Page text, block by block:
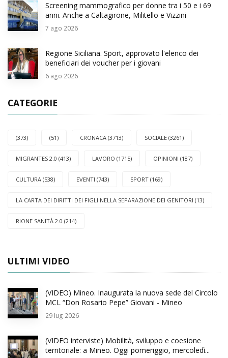
Screening mammografico per donne tra i 50 e i 69
anni. Anche a Caltagirone, Militello e Vizzini
7 ago 2026
Regione Siciliana. Sport, approvato l'elenco dei
beneficiari dei voucher per i giovani
6 ago 2026
CATEGORIE
(373) (51) CRONACA (3713) SOCIALE (3261)
MIGRANTES 2.0 (413) LAVORO (1715) OPINIONI (187)
CULTURA (538) EVENTI (743) SPORT (169)
LA CARTA DEI DIRITTI DEI FIGLI NELLA SEPARAZIONE DEI GENITORI (13)
RIONE SANITÀ 2.0 (214)
ULTIMI VIDEO
(VIDEO) Mineo. Inaugurata la nuova sede del Circolo
MCL “Don Rosario Pepe” Giovani - Mineo
29 lug 2026
(VIDEO interviste) Mobilità, sviluppo e coesione
territoriale: a Mineo. Oggi pomeriggio, mercoledì...